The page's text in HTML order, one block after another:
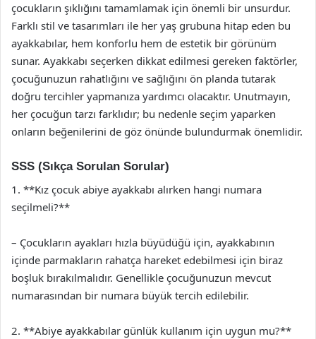
çocukların şıklığını tamamlamak için önemli bir unsurdur.
Farklı stil ve tasarımları ile her yaş grubuna hitap eden bu
ayakkabılar, hem konforlu hem de estetik bir görünüm
sunar. Ayakkabı seçerken dikkat edilmesi gereken faktörler,
çocuğunuzun rahatlığını ve sağlığını ön planda tutarak
doğru tercihler yapmanıza yardımcı olacaktır. Unutmayın,
her çocuğun tarzı farklıdır; bu nedenle seçim yaparken
onların beğenilerini de göz önünde bulundurmak önemlidir.
SSS (Sıkça Sorulan Sorular)
1. **Kız çocuk abiye ayakkabı alırken hangi numara
seçilmeli?**
– Çocukların ayakları hızla büyüdüğü için, ayakkabının
içinde parmakların rahatça hareket edebilmesi için biraz
boşluk bırakılmalıdır. Genellikle çocuğunuzun mevcut
numarasından bir numara büyük tercih edilebilir.
2. **Abiye ayakkabılar günlük kullanım için uygun mu?**